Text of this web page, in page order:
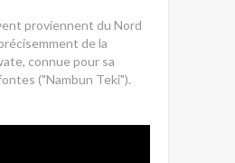
proviennent du Nord
de la
connue pour sa
("Nambun Teki").